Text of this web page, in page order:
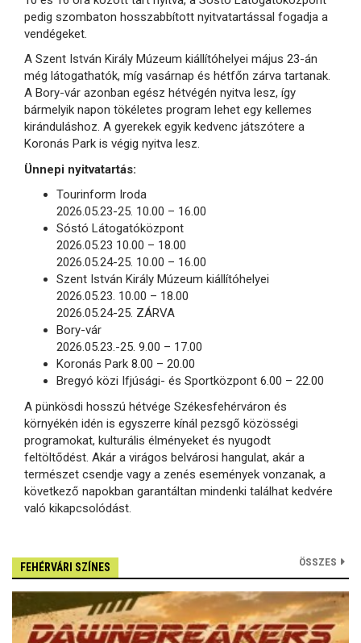
pedig szombaton hosszabbított nyitvatartással fogadja a
vendégeket.
A Szent István Király Múzeum kiállítóhelyei május 23-án
még látogathatók, míg vasárnap és hétfőn zárva tartanak.
A Bory-vár azonban egész hétvégén nyitva lesz, így
bármelyik napon tökéletes program lehet egy kellemes
kiránduláshoz. A gyerekek egyik kedvenc játszótere a
Koronás Park is végig nyitva lesz.
Ünnepi nyitvatartás:
Tourinform Iroda
2026.05.23-25. 10.00 – 16.00
Sóstó Látogatóközpont
2026.05.23 10.00 – 18.00
2026.05.24-25. 10.00 – 16.00
Szent István Király Múzeum kiállítóhelyei
2026.05.23. 10.00 – 18.00
2026.05.24-25. ZÁRVA
Bory-vár
2026.05.23.-25. 9.00 – 17.00
Koronás Park 8.00 – 20.00
Bregyó közi Ifjúsági- és Sportközpont 6.00 – 22.00
A pünkösdi hosszú hétvége Székesfehérváron és
környékén idén is egyszerre kínál pezsgő közösségi
programokat, kulturális élményeket és nyugodt
feltöltődést. Akár a virágos belvárosi hangulat, akár a
természet csendje vagy a zenés események vonzanak, a
következő napokban garantáltan mindenki találhat kedvére
való kikapcsolódást.
FEHÉRVÁRI SZÍNES ÖSSZES